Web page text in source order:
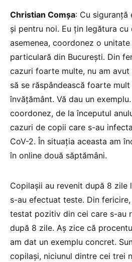
Christian Comșa: Cu siguranță
și pentru noi. Eu țin legătura
asemenea, coordonez o
particulară din București. Din
cazuri foarte multe, nu am
să se răspândească foarte
învățământ. Vă dau un
coordonez, de la începutul
cazuri de copii care s-au
CoV-2. În situația aceasta am
în online două săptămâni.
Copilașii au revenit după 8 zile
s-au efectuat teste. Din
testat pozitiv din cei care s-au
după 8 zile. Aș zice că
am dat un exemplu concret.
copilași, niciunul dintre cei trei